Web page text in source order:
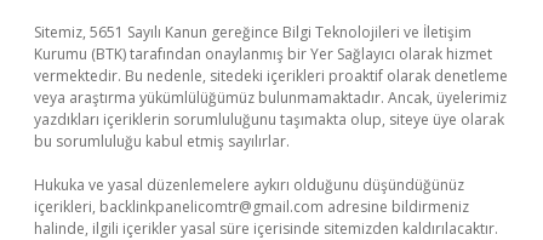
Sitemiz, 5651 Sayılı Kanun gereğince Bilgi Teknolojileri ve İletişim
Kurumu (BTK) tarafından onaylanmış bir Yer Sağlayıcı olarak hizmet
vermektedir. Bu nedenle, sitedeki içerikleri proaktif olarak denetleme
veya araştırma yükümlülüğümüz bulunmamaktadır. Ancak, üyelerimiz
yazdıkları içeriklerin sorumluluğunu taşımakta olup, siteye üye olarak
bu sorumluluğu kabul etmiş sayılırlar.
Hukuka ve yasal düzenlemelere aykırı olduğunu düşündüğünüz
içerikleri, backlinkpanelicomtr@gmail.com adresine bildirmeniz
halinde, ilgili içerikler yasal süre içerisinde sitemizden kaldırılacaktır.